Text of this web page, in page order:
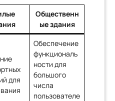
Общественн
ые здания
для
Обеспечение
функциональ
ности для
большого
числа
пользователе